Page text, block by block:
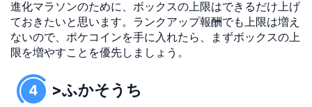
進化マラソンのために、ボックスの上限はできるだけ上げ
ておきたいと思います。ランクアップ報酬でも上限は増え
ないので、ポケコインを手に入れたら、まずボックスの上
限を増やすことを優先しましょう。
4 >ふかそうち